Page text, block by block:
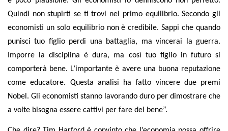
Quindi non stupirti se ti trovi nel primo equilibrio. Secondo gli
economisti un solo equilibrio non è credibile. Sappi che quando
punisci tuo figlio perdi una battaglia, ma vincerai la guerra.
Imporre la disciplina è dura, ma così tuo figlio in futuro si
comporterà bene. L’importante è avere una buona reputazione
come educatore. Questa analisi ha fatto vincere due premi
Nobel. Gli economisti stanno lavorando duro per dimostrare che
a volte bisogna essere cattivi per fare del bene”.